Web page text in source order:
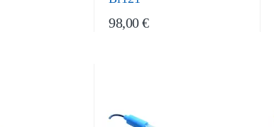
98,00 €